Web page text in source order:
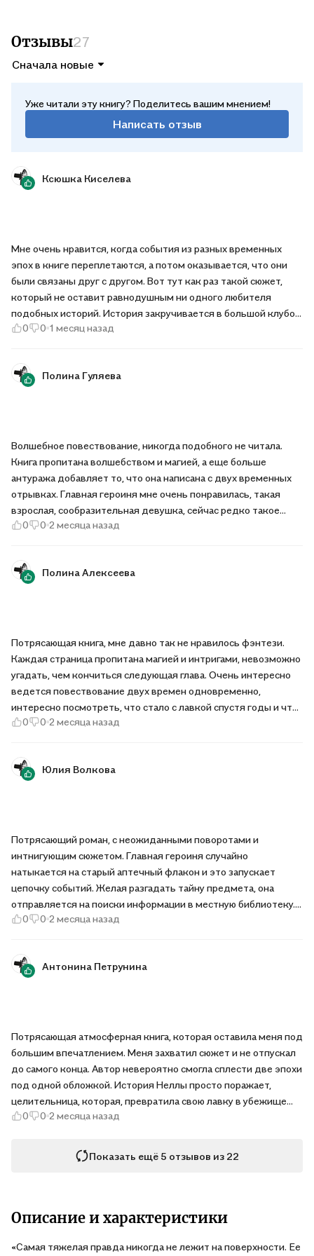
«Сара Пеннер сплела историю трех героинь и двух эпох в
единый рассказ о ядах, мести и тайном объединении
“Увлекательная история о ядах, зельях и темных делах,
Отзывы27
Сначала новые
Уже читали эту книгу? Поделитесь вашим мнением!
Написать отзыв
Ксюшка Киселева
Мне очень нравится, когда события из разных временных
эпох в книге переплетаются, а потом оказывается, что они
были связаны друг с другом. Вот тут как раз такой сюжет,
который не оставит равнодушным ни одного любителя
подобных историй. История закручивается в большой клубок
тайн и загадок, которые постепенно распутывает главная
добавляет истории динамики, а прекрасно прописанные
персонажи живости.
0 0 1 месяц назад
Полина Гуляева
Волшебное повествование, никогда подобного не читала.
Книга пропитана волшебством и магией, а еще больше
антуража добавляет то, что она написана с двух временных
отрывках. Главная героиня мне очень понравилась, такая
взрослая, сообразительная девушка, сейчас редко такое
встретишь в литературе. Слог автора мне приятен, читать
0 0 2 месяца назад
Полина Алексеева
Потрясающая книга, мне давно так не нравилось фэнтези.
Каждая страница пропитана магией и интригами, невозможно
угадать, чем кончиться следующая глава. Очень интересно
ведется повествование двух времен одновременно,
интересно посмотреть, что стало с лавкой спустя годы и что
в ней было, когда она только открылась. Героини хорошо
читать одно удовольствие.
0 0 2 месяца назад
Юлия Волкова
Потрясающий роман, с неожиданными поворотами и
интнигующим сюжетом. Главная героиня случайно
натыкается на старый аптечный флакон и это запускает
цепочку событий. Желая разгадать тайну предмета, она
отправляется на поиски информации в местную библиотеку.
Параллельно перед читателем разворачивается история
хранит немало загадок, и книга мастерски их раскрывает.
Впечатляет нестандартный сюжет читаешь и не замечаешь,
0 0 2 месяца назад
Антонина Петрунина
Потрясающая атмосферная книга, которая оставила меня под
большим впечатлением. Меня захватил сюжет и не отпускал
до самого конца. Автор невероятно смогла сплести две эпохи
под одной обложкой. История Неллы просто поражает,
целительница, которая, превратила свою лавку в убежище
для женщин, оставила след в душе. Кэролайн наоборот
история добавляет связи времен.
0 0 2 месяца назад
Показать ещё 5 отзывов из 22
Описание и характеристики
«Самая тяжелая правда никогда не лежит на поверхности. Ее